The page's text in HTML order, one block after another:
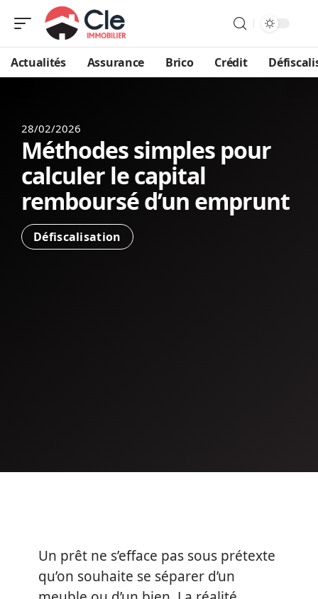
Actualités Assurance Brico Crédit
28/02/2026
Méthodes simples pour
calculer le capital
remboursé d’un emprunt
Défiscalisation
Un prêt ne s’efface pas sous prétexte
qu’on souhaite se séparer d’un